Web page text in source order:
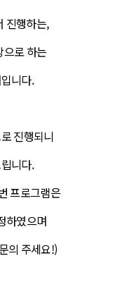
진행하는,
으로 하는
니다.
진행되니
니다.
프로그램은
하였으며
의 주세요!)